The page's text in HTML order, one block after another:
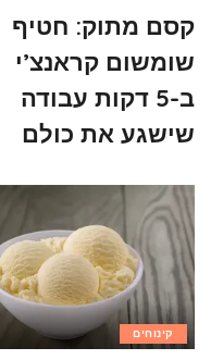
קסם מתוק: חטיף
שומשום קראנצ’י
ב-5 דקות עבודה
שישגע את כולם
קינוחים